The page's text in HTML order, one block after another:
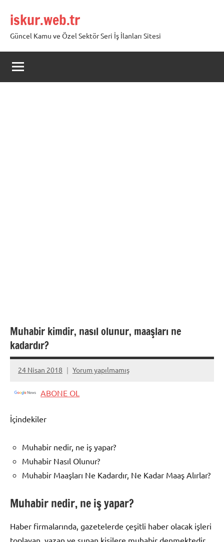
geçiskur.web.tr
Güncel Kamu ve Özel Sektör Seri İş İlanları Sitesi
Muhabir kimdir, nasıl olunur, maaşları ne
kadardır?
24 Nisan 2018
admin
Yorum yapılmamış
ABONE OL
İçindekiler
Muhabir nedir, ne iş yapar?
Muhabir Nasıl Olunur?
Muhabir Maaşları Ne Kadardır, Ne Kadar Maaş Alırlar?
Muhabir nedir, ne iş yapar?
Haber firmalarında, gazetelerde çeşitli haber olacak işleri